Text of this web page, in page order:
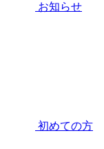
お知らせ
初めての方